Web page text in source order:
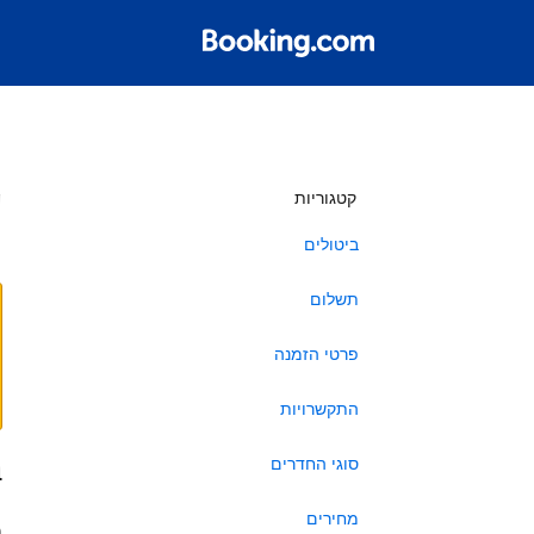
קטגוריות
ביטולים
תשלום
פרטי הזמנה
התקשרויות
סוגי החדרים
מחירים